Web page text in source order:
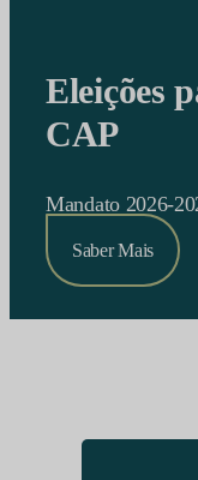
Eleições
CAP
Mandato 2026-
Saber Mais